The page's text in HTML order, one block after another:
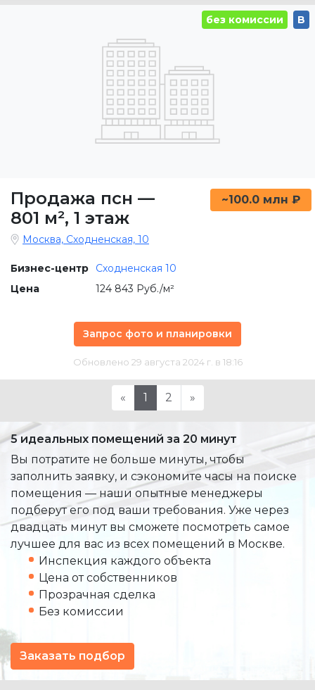
без комиссии B
Продажа псн —
801 м², 1 этаж
~100.0 млн ₽
Москва, Сходненская, 10
Бизнес-центр
Сходненская 10
Цена
124 843 Руб./м²
Запрос фото и планировки
Обновлено 29 августа 2024 г. в 18:16
« 1 2 »
5 идеальных помещений за 20 минут
Вы потратите не больше минуты, чтобы
заполнить заявку, и сэкономите часы на поиске
помещения — наши опытные менеджеры
подберут его под ваши требования. Уже через
двадцать минут вы сможете посмотреть самое
лучшее для вас из всех помещений в Москве.
Инспекция каждого объекта
Цена от собственников
Прозрачная сделка
Без комиссии
Заказать подбор